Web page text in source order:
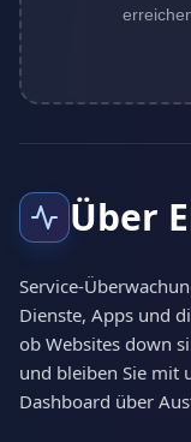
Über
Service-
Dienste, Apps und
ob Websites down
und bleiben Sie mit
Dashboard über